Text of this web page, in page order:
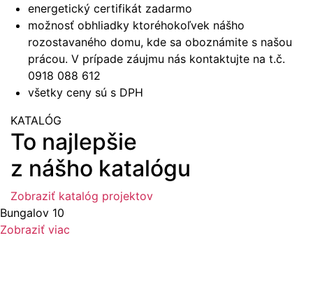
energetický certifikát zadarmo
možnosť obhliadky ktoréhokoľvek nášho
rozostavaného domu, kde sa oboznámite s našou
prácou. V prípade záujmu nás kontaktujte na t.č.
0918 088 612
všetky ceny sú s DPH
KATALÓG
To najlepšie
z nášho katalógu
Zobraziť katalóg projektov
Bungalov 10
Zobraziť viac